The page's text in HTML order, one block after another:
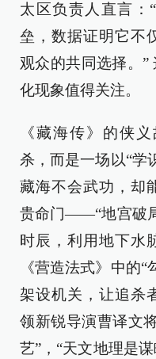
太区负责人直言：
垒，数据证明它不
观众的共同选择。”
化现象值得关注。
《藏海传》的侠
杀，而是一场以“学
藏海不会武功，却
贵命门——“地宫破
时辰，利用地下水
《营造法式》中的
架设机关，让追杀
领新锐导演曹译文
艺”，“天文地理是